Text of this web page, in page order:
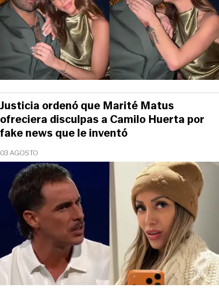
03 AGOSTO
Justicia ordenó que Marité Matus
ofreciera disculpas a Camilo Huerta por
fake news que le inventó